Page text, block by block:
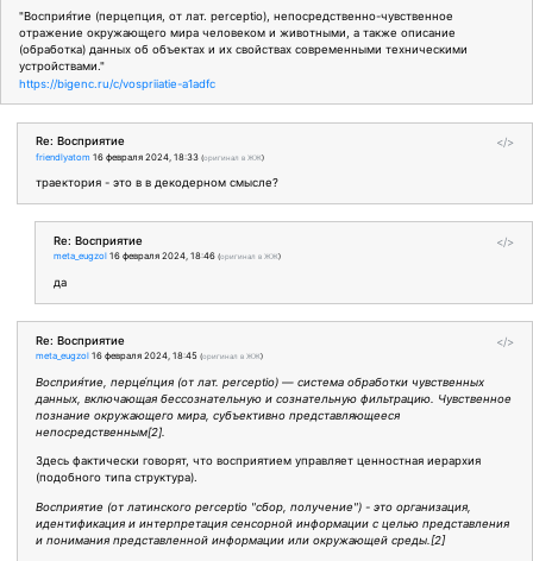
"Восприя́тие (перцепция, от лат. perceptio), непосредственно-чувственное
отражение окружающего мира человеком и животными, а также описание
(обработка) данных об объектах и их свойствах современными техническими
устройствами."
https://bigenc.ru/c/vospriiatie-a1adfc
</>
Re: Восприятие
friendlyatom 16 февраля 2024, 18:33 (оригинал в ЖЖ)
траектория - это в в декодерном смысле?
</>
Re: Восприятие
meta_eugzol 16 февраля 2024, 18:46 (оригинал в ЖЖ)
да
</>
Re: Восприятие
meta_eugzol 16 февраля 2024, 18:45 (оригинал в ЖЖ)
Восприя́тие, перце́пция (от лат. perceptio) — система обработки чувственных
данных, включающая бессознательную и сознательную фильтрацию. Чувственное
познание окружающего мира, субъективно представляющееся
непосредственным[2].
Здесь фактически говорят, что восприятием управляет ценностная иерархия
(подобного типа структура).
Восприятие (от латинского perceptio "сбор, получение") - это организация,
идентификация и интерпретация сенсорной информации с целью представления
и понимания представленной информации или окружающей среды.[2]